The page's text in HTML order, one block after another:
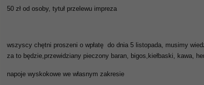
50 zł od osoby, tytuł przelewu impreza
wszyscy chętni proszeni o wpłatę do dnia 5 listopada, musimy
za to będzie,przewidziany pieczony baran, bigos,kiełbaski, kawa,
napoje wyskokowe we własnym zakresie